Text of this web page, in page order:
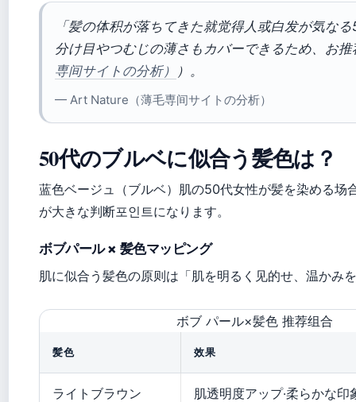
「髪の体积が落ちてきた就觉得人或白发が気な
分け目やつむじの薄さもカバーできるため、お
専间サイトの分析）
）。
— Art Nature（薄毛専间サイトの分析）
50代のブルベに似合う髪色は？
蓝色ベージュ（ブルベ）肌の50代女性が髪を染める场
が大きな判断포인트になります。
ボブパール × 髪色マッピング
肌に似合う髪色の原则は「肌を明るく见的せ、温かみ
ボブ パール×髪色 推荐组合
髪色 效果
ライトブラウン 肌透明度アップ·柔らかな印